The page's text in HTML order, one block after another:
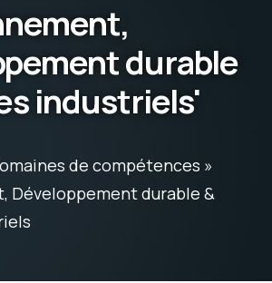
durable
industriels'
de compétences »
Développement durable &